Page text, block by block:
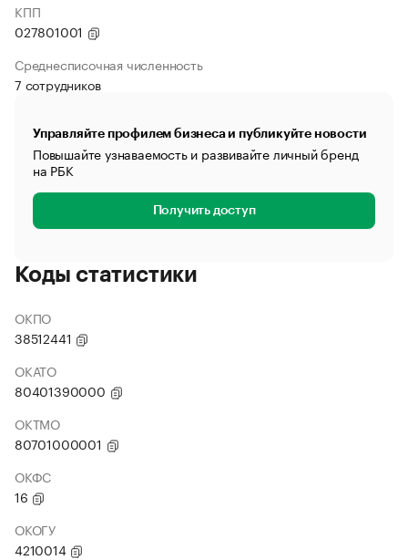
КПП
027801001
Среднесписочная численность
7 сотрудников
Управляйте профилем бизнеса и публикуйте новости
Повышайте узнаваемость и развивайте личный бренд
на РБК
Получить доступ
Коды статистики
ОКПО
38512441
ОКАТО
80401390000
ОКТМО
80701000001
ОКФС
16
ОКОГУ
4210014